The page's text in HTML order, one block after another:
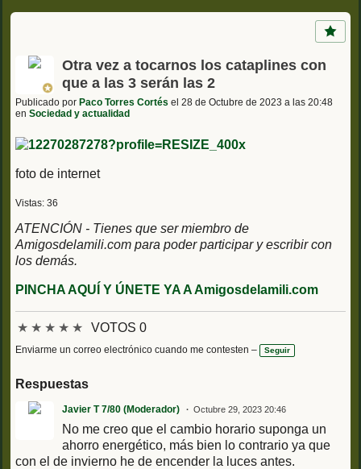
Otra vez a tocarnos los cataplines con
que a las 3 serán las 2
Publicado por Paco Torres Cortés el 28 de Octubre de 2023 a las 20:48
en Sociedad y actualidad
foto de internet
Vistas: 36
ATENCIÓN - Tienes que ser miembro de
Amigosdelamili.com para poder participar y escribir con
los demás.
PINCHA AQUÍ Y ÚNETE YA A Amigosdelamili.com
★ ★ ★ ★ ★ VOTOS 0
Enviarme un correo electrónico cuando me contesten – Seguir
Respuestas
Javier T 7/80 (Moderador) Octubre 29, 2023 20:46
No me creo que el cambio horario suponga un
ahorro energético, más bien lo contrario ya que
con el de invierno he de encender la luces antes.